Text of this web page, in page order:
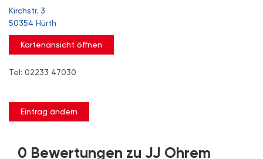
Kirchstr. 3
50354 Hürth
Kartenansicht öffnen
Tel: 02233 47030
Eintrag ändern
0 Bewertungen zu JJ Ohrem